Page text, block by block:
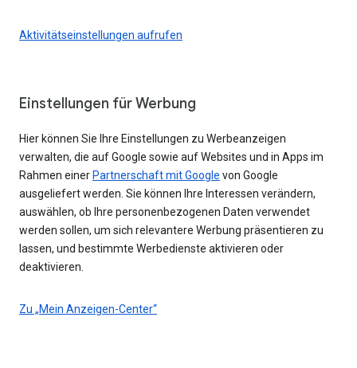
Aktivitätseinstellungen aufrufen
Einstellungen für Werbung
Hier können Sie Ihre Einstellungen zu Werbeanzeigen
verwalten, die auf Google sowie auf Websites und in Apps im
Rahmen einer Partnerschaft mit Google von Google
ausgeliefert werden. Sie können Ihre Interessen verändern,
auswählen, ob Ihre personenbezogenen Daten verwendet
werden sollen, um sich relevantere Werbung präsentieren zu
lassen, und bestimmte Werbedienste aktivieren oder
deaktivieren.
Zu „Mein Anzeigen-Center“